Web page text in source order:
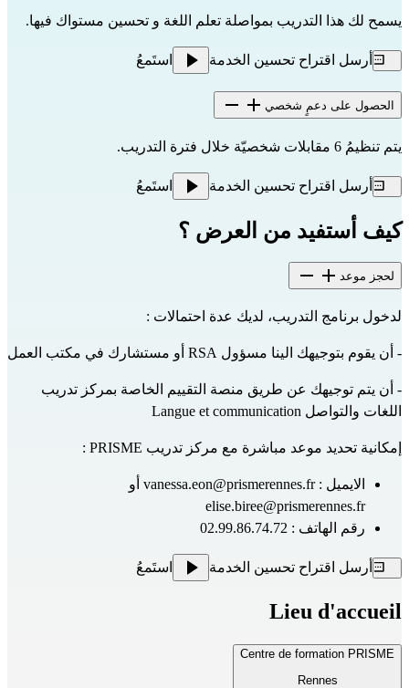
يسمح لك هذا التدريب بمواصلة تعلم اللغة و تحسين مستواك فيها.
أرسل اقتراح تحسين الخدمة استَمعُ
الحصول على دعمٍ شخصي
يتم تنظيمُ 6 مقابلات شخصيّة خلال فترة التدريب.
أرسل اقتراح تحسين الخدمة استَمعُ
كيف أستفيد من العرض ؟
لحجز موعد
لدخول برنامج التدريب، لديك عدة احتمالات :
- أن يقوم بتوجيهك الينا مسؤول RSA أو مستشارك في مكتب العمل
- أن يتم توجيهك عن طريق منصة التقييم الخاصة بمركز تدريب
اللغات والتواصل Langue et communication
إمكانية تحديد موعد مباشرة مع مركز تدريب PRISME :
الايميل :vanessa.eon@prismerennes.fr أو
elise.biree@prismerennes.fr
رقم الهاتف : 02.99.86.74.72
أرسل اقتراح تحسين الخدمة استَمعُ
Lieu d'accueil
Centre de formation PRISME
Rennes